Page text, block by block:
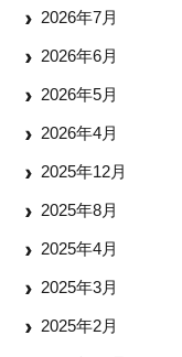
2026年7月
2026年6月
2026年5月
2026年4月
2025年12月
2025年8月
2025年4月
2025年3月
2025年2月